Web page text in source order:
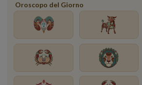
Oroscopo del Giorno